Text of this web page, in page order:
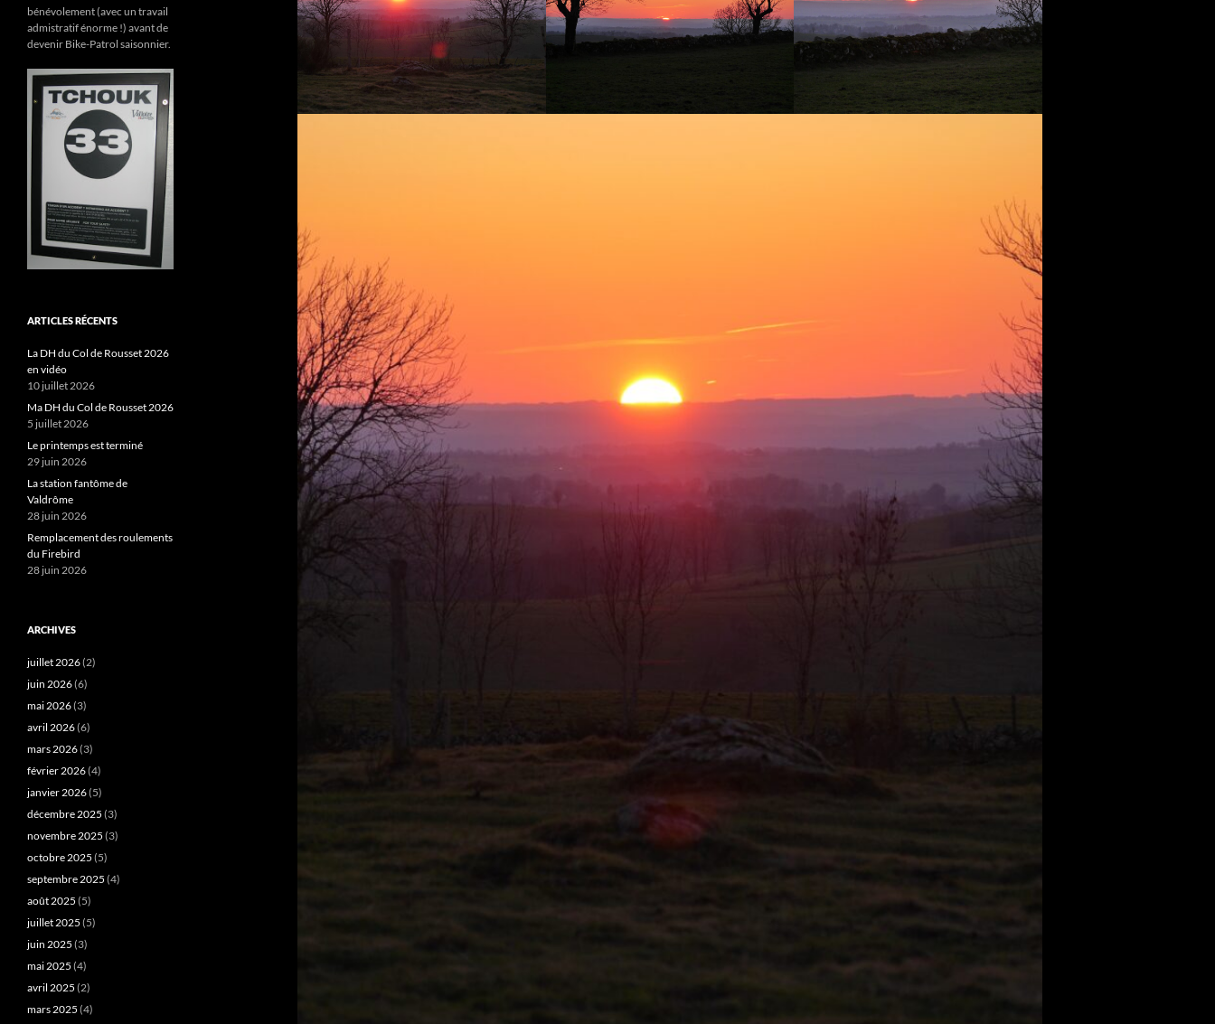
bénévolement (avec un travail
admistratif énorme !) avant de
devenir Bike-Patrol saisonnier.
ARTICLES RÉCENTS
La DH du Col de Rousset 2026
en vidéo
10 juillet 2026
Ma DH du Col de Rousset 2026
5 juillet 2026
Le printemps est terminé
29 juin 2026
La station fantôme de
Valdrôme
28 juin 2026
Remplacement des roulements
du Firebird
28 juin 2026
ARCHIVES
juillet 2026(2)
juin 2026(6)
mai 2026(3)
avril 2026(6)
mars 2026(3)
février 2026(4)
janvier 2026(5)
décembre 2025 (3)
novembre 2025 (3)
octobre 2025 (5)
septembre 2025 (4)
août 2025 (5)
juillet 2025 (5)
juin 2025 (3)
mai 2025 (4)
avril 2025 (2)
mars 2025 (4)